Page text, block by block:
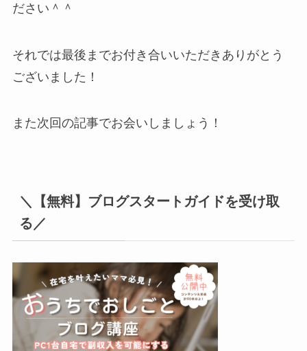
ださい＾＾
それでは最後までお付き合いいただきありがとう
ございました！
また次回の記事でお会いしましょう！
＼【無料】ブログスタートガイドを受け取
る／